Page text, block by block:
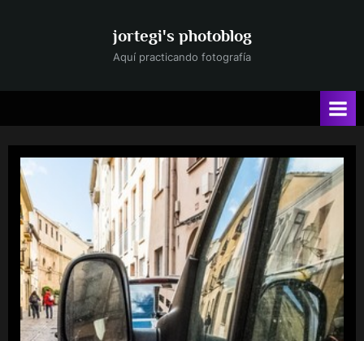
jortegi's photoblog
Aquí practicando fotografía